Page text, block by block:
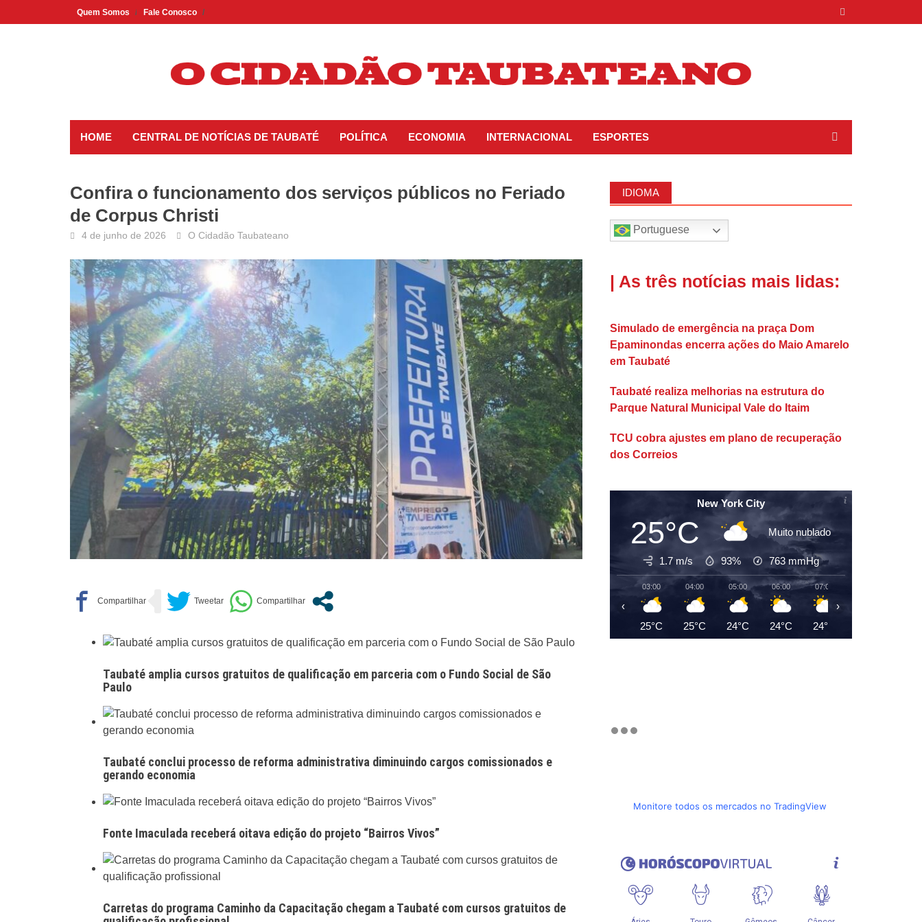
to
Quem Somos Fale Conosco
HOME CENTRAL DE NOTÍCIAS DE TAUBATÉ POLÍTICA ECONOMIA INTERNACIONAL ESPORTES
Confira o funcionamento dos serviços públicos no Feriado
de Corpus Christi
4 de junho de 2026 O Cidadão Taubateano
Taubaté amplia cursos gratuitos de qualificação em parceria com o Fundo Social de São
Paulo
Taubaté conclui processo de reforma administrativa diminuindo cargos comissionados e
gerando economia
Fonte Imaculada receberá oitava edição do projeto “Bairros Vivos”
Carretas do programa Caminho da Capacitação chegam a Taubaté com cursos gratuitos de
IDIOMA
Portuguese
| As três notícias mais lidas:
Simulado de emergência na praça Dom
Epaminondas encerra ações do Maio Amarelo
em Taubaté
Taubaté realiza melhorias na estrutura do
Parque Natural Municipal Vale do Itaim
TCU cobra ajustes em plano de recuperação
dos Correios
New York City
25°C Muito nublado
1.7 m/s 93% 763 mmHg
03:00
25°C
04:00
25°C
05:00
24°C
06:00
24°C
07:00
24°C
‹ ›
Monitore todos os mercados no TradingView